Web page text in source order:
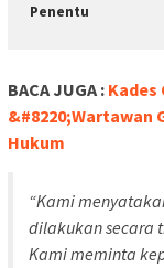
Penentu
BACA JUGA :
&#8220;Wartawan
Hukum
“Kami
dilakukan secara
Kami meminta